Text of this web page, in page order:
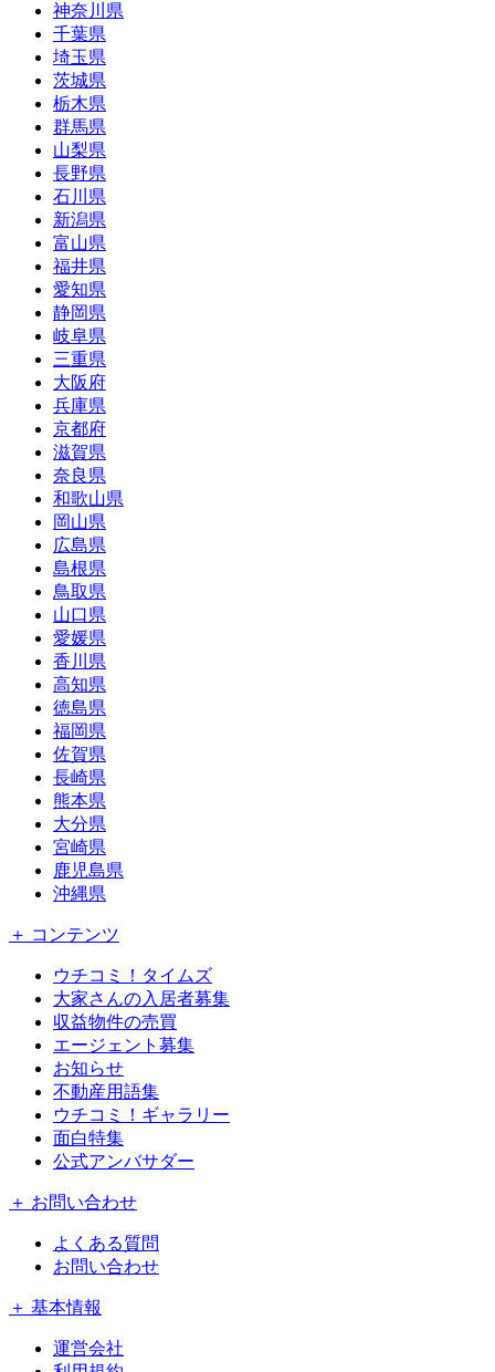
神奈川県
千葉県
埼玉県
茨城県
栃木県
群馬県
山梨県
長野県
石川県
新潟県
富山県
福井県
愛知県
静岡県
岐阜県
三重県
大阪府
兵庫県
京都府
滋賀県
奈良県
和歌山県
岡山県
広島県
島根県
鳥取県
山口県
愛媛県
香川県
高知県
徳島県
福岡県
佐賀県
長崎県
熊本県
大分県
宮崎県
鹿児島県
沖縄県
＋ コンテンツ
ウチコミ！タイムズ
大家さんの入居者募集
収益物件の売買
エージェント募集
お知らせ
不動産用語集
ウチコミ！ギャラリー
面白特集
公式アンバサダー
＋ お問い合わせ
よくある質問
お問い合わせ
＋ 基本情報
運営会社